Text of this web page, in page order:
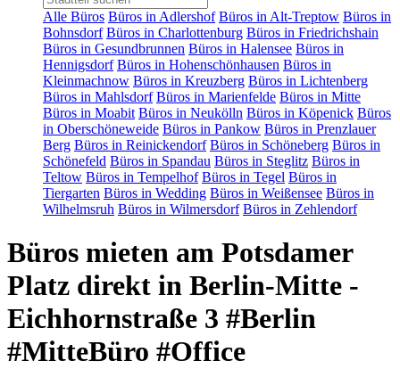
Alle Büros Büros in Adlershof Büros in Alt-Treptow Büros in
Bohnsdorf Büros in Charlottenburg Büros in Friedrichshain
Büros in Gesundbrunnen Büros in Halensee Büros in
Hennigsdorf Büros in Hohenschönhausen Büros in
Kleinmachnow Büros in Kreuzberg Büros in Lichtenberg
Büros in Mahlsdorf Büros in Marienfelde Büros in Mitte
Büros in Moabit Büros in Neukölln Büros in Köpenick Büros
in Oberschöneweide Büros in Pankow Büros in Prenzlauer
Berg Büros in Reinickendorf Büros in Schöneberg Büros in
Schönefeld Büros in Spandau Büros in Steglitz Büros in
Teltow Büros in Tempelhof Büros in Tegel Büros in
Tiergarten Büros in Wedding Büros in Weißensee Büros in
Wilhelmsruh Büros in Wilmersdorf Büros in Zehlendorf
Büros mieten am Potsdamer
Platz direkt in Berlin-Mitte -
Eichhornstraße 3 #Berlin
#MitteBüro #Office